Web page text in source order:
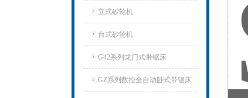
立式砂轮机
台式砂轮机
G42系列龙门式带锯床
GZ系列数控全自动卧式带锯床